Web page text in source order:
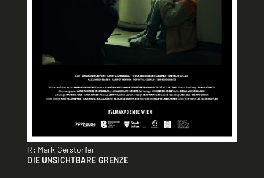
R: Mark Gerstorfer
DIE UNSICHTBARE GRENZE